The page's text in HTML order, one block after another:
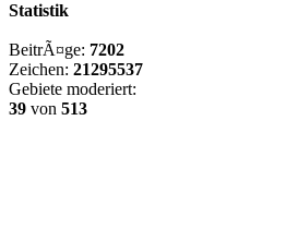
Statistik
BeitrÃ¤ge: 7202
Zeichen: 21295537
Gebiete moderiert:
39 von 513